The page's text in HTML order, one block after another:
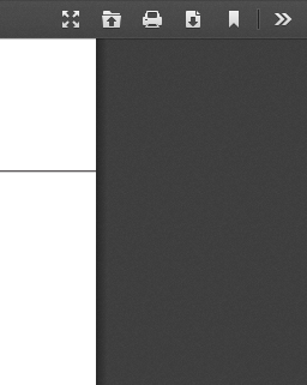
Presentation
Open Print Download
Current